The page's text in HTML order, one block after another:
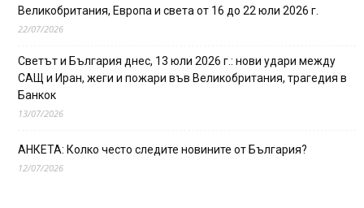
Великобритания, Европа и света от 16 до 22 юли 2026 г.
22/07/2026
Светът и България днес, 13 юли 2026 г.: нови удари между
САЩ и Иран, жеги и пожари във Великобритания, трагедия в
Банкок
13/07/2026
АНКЕТА: Колко често следите новините от България?
12/07/2026